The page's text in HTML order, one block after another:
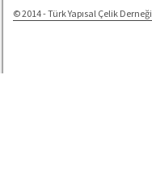
© 2014 - Türk Yapısal Çelik Derneği